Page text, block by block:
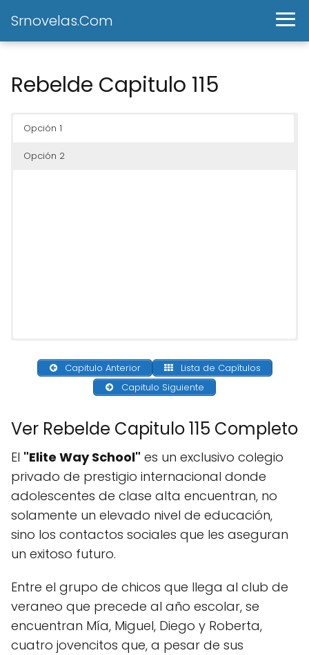
Srnovelas.Com
Rebelde Capitulo 115
Opción 1
Opción 2
Capitulo Anterior
Lista de Capítulos
Capitulo Siguiente
Ver Rebelde Capitulo 115 Completo
El "Elite Way School" es un exclusivo colegio
privado de prestigio internacional donde
adolescentes de clase alta encuentran, no
solamente un elevado nivel de educación,
sino los contactos sociales que les aseguran
un exitoso futuro.
Entre el grupo de chicos que llega al club de
veraneo que precede al año escolar, se
encuentran Mía, Miguel, Diego y Roberta,
cuatro jovencitos que, a pesar de sus